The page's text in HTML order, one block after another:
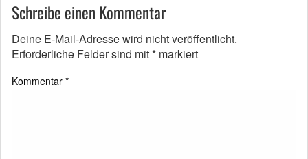
Schreibe einen Kommentar
Deine E-Mail-Adresse wird nicht veröffentlicht.
Erforderliche Felder sind mit* markiert
Kommentar *